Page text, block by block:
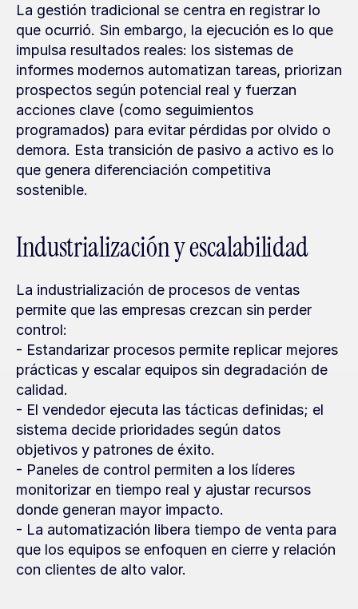
La gestión tradicional se centra en registrar lo
que ocurrió. Sin embargo, la ejecución es lo que
impulsa resultados reales: los sistemas de
informes modernos automatizan tareas, priorizan
prospectos según potencial real y fuerzan
acciones clave (como seguimientos
programados) para evitar pérdidas por olvido o
demora. Esta transición de pasivo a activo es lo
que genera diferenciación competitiva
sostenible.
Industrialización y escalabilidad
La industrialización de procesos de ventas
permite que las empresas crezcan sin perder
control:
- Estandarizar procesos permite replicar mejores
prácticas y escalar equipos sin degradación de
calidad.
- El vendedor ejecuta las tácticas definidas; el
sistema decide prioridades según datos
objetivos y patrones de éxito.
- Paneles de control permiten a los líderes
monitorizar en tiempo real y ajustar recursos
donde generan mayor impacto.
- La automatización libera tiempo de venta para
que los equipos se enfoquen en cierre y relación
con clientes de alto valor.